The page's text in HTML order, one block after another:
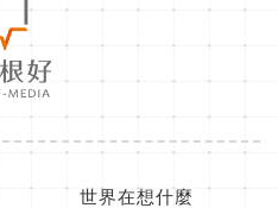
世界在想什麼